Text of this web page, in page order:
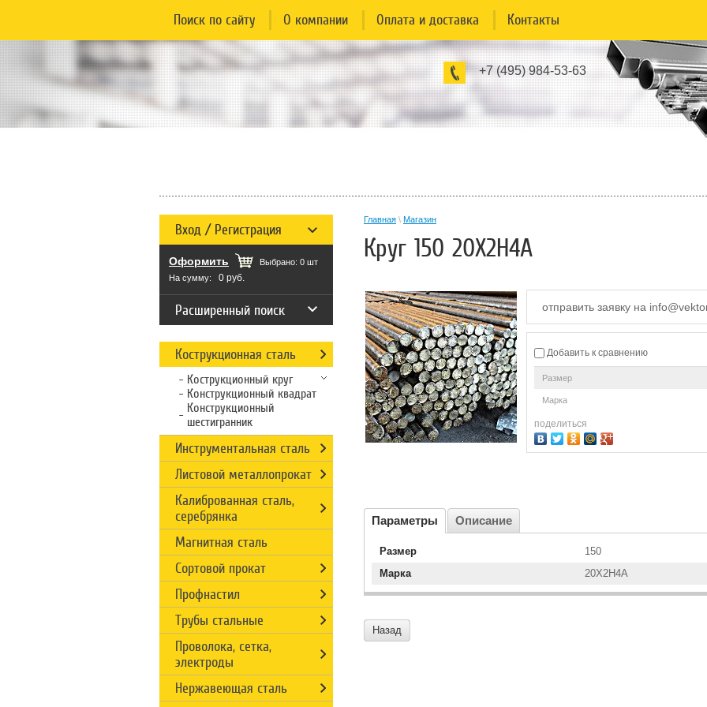
+7 (495) 984-53-63
Поиск по сайту О компании Оплата и доставка Контакты
Главная \ Магазин
Круг 150 20Х2Н4А
отправить заявку на
Добавить к сравнению
Размер
Марка
поделиться
Параметры Описание
Размер
150
Марка
20Х2Н4А
Назад
Вход / Регистрация
Оформить Выбрано: 0 шт
На сумму:
0 руб.
Расширенный поиск
Кострукционная сталь
Кострукционный круг
Конструкционный квадрат
Конструкционный
шестигранник
Инструментальная сталь
Листовой металлопрокат
Калиброванная сталь,
серебрянка
Магнитная сталь
Сортовой прокат
Профнастил
Трубы стальные
Проволока, сетка,
электроды
Нержавеющая сталь